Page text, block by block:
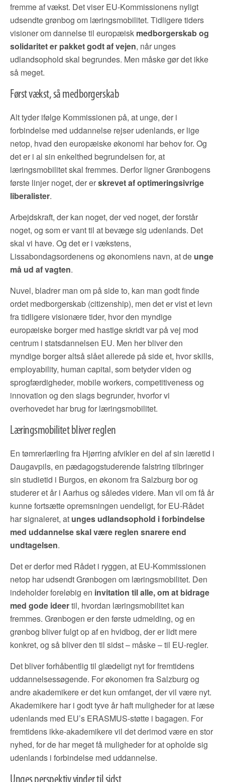
fremme af vækst. Det viser EU-Kommissionens nyligt
udsendte grønbog om læringsmobilitet. Tidligere tiders
visioner om dannelse til europæisk medborgerskab og
solidaritet er pakket godt af vejen, når unges
udlandsophold skal begrundes. Men måske gør det ikke
så meget.
Først vækst, så medborgerskab
Alt tyder ifølge Kommissionen på, at unge, der i
forbindelse med uddannelse rejser udenlands, er lige
netop, hvad den europæiske økonomi har behov for. Og
det er i al sin enkelthed begrundelsen for, at
læringsmobilitet skal fremmes. Derfor ligner Grønbogens
første linjer noget, der erskrevet af optimeringsivrige
liberalister.
Arbejdskraft, der kan noget, der ved noget, der forstår
noget, og som er vant til at bevæge sig udenlands. Det
skal vi have. Og det er i vækstens,
Lissabondagsordenens og økonomiens navn, at de unge
må ud af vagten.
Nuvel, bladrer man om på side to, kan man godt finde
ordet medborgerskab (citizenship), men det er vist et levn
fra tidligere visionære tider, hvor den myndige
europæiske borger med hastige skridt var på vej mod
centrum i statsdannelsen EU. Men her bliver den
myndige borger altså slået allerede på side et, hvor skills,
employability, human capital, som betyder viden og
sprogfærdigheder, mobile workers, competitiveness og
innovation og den slags begrunder, hvorfor vi
overhovedet har brug for læringsmobilitet.
Læringsmobilitet bliver reglen
En tømrerlærling fra Hjørring afvikler en del af sin læretid i
Daugavpils, en pædagogstuderende falstring tilbringer
sin studietid i Burgos, en økonom fra Salzburg bor og
studerer et år i Aarhus og således videre. Man vil om få år
kunne fortsætte opremsningen uendeligt, for EU-Rådet
har signaleret, at unges udlandsophold i forbindelse
med uddannelse skal være reglen snarere end
undtagelsen.
Det er derfor med Rådet i ryggen, at EU-Kommissionen
netop har udsendt Grønbogen om læringsmobilitet. Den
indeholder foreløbig en invitation til alle, om at bidrage
med gode ideertil, hvordan læringsmobilitet kan
fremmes. Grønbogen er den første udmelding, og en
grønbog bliver fulgt op af en hvidbog, der er lidt mere
konkret, og så bliver den til sidst – måske – til EU-regler.
Det bliver forhåbentlig til glædeligt nyt for fremtidens
uddannelsessøgende. For økonomen fra Salzburg og
andre akademikere er det kun omfanget, der vil være nyt.
Akademikere har i godt tyve år haft muligheder for at læse
udenlands med EU’s ERASMUS-støtte i bagagen. For
fremtidens ikke-akademikere vil det derimod være en stor
nyhed, for de har meget få muligheder for at opholde sig
udenlands i forbindelse med uddannelse.